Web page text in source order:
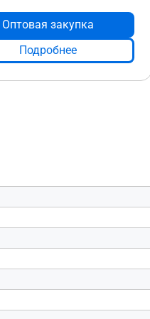
Оптовая закупка
Подробнее